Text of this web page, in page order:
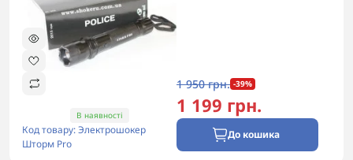
В наявності
Код товару: Электрошокер
Шторм Pro
1 950 грн. -39%
1 199 грн.
До кошика